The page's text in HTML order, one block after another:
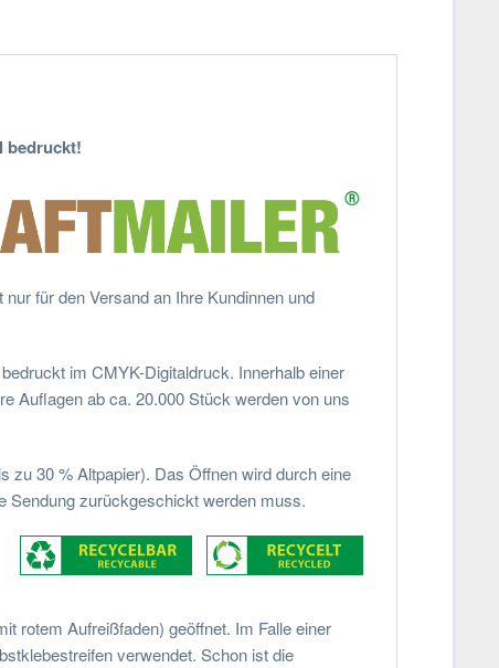
bedruckt!
für den Versand an Ihre Kundinnen und
im CMYK-Digitaldruck. Innerhalb einer
Auflagen ab ca. 20.000 Stück werden von uns
zu 30 % Altpapier). Das Öffnen wird durch eine
Sendung zurückgeschickt werden muss.
rotem Aufreißfaden) geöffnet. Im Falle einer
verwendet. Schon ist die